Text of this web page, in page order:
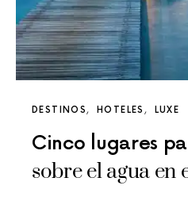
DESTINOS HOTELES LUXE
Cinco lugares
sobre el agua en